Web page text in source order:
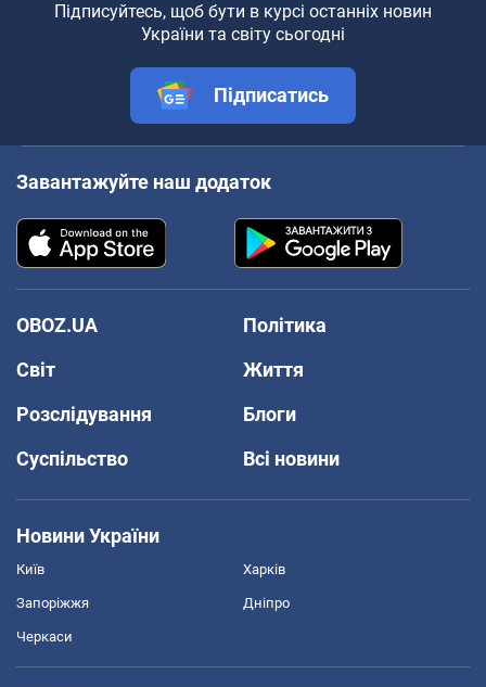
Підписуйтесь, щоб бути в курсі останніх новин
України та світу сьогодні
Підписатись
Завантажуйте наш додаток
OBOZ.UA
Політика
Світ
Життя
Розслідування
Блоги
Суспільство
Всі новини
Новини України
Київ Харків
Запоріжжя Дніпро
Черкаси